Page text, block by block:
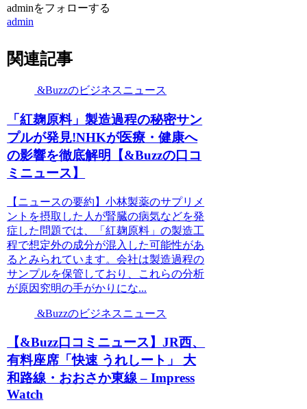
adminをフォローする
admin
関連記事
&Buzzのビジネスニュース
「紅麹原料」製造過程の秘密サン
プルが発見!NHKが医療・健康へ
の影響を徹底解明【&Buzzの口コ
ミニュース】
【ニュースの要約】小林製薬のサプリメ
ントを摂取した人が腎臓の病気などを発
症した問題では、「紅麹原料」の製造工
程で想定外の成分が混入した可能性があ
るとみられています。会社は製造過程の
サンプルを保管しており、これらの分析
が原因究明の手がかりにな...
&Buzzのビジネスニュース
【&Buzz口コミニュース】JR西、
有料座席「快速 うれしート」 大
和路線・おおさか東線 – Impress
Watch